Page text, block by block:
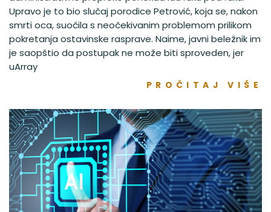
Upravo je to bio slučaj porodice Petrović, koja se, nakon
smrti oca, suočila s neočekivanim problemom prilikom
pokretanja ostavinske rasprave. Naime, javni beležnik im
je saopštio da postupak ne može biti sproveden, jer
uArray
PROČITAJ VIŠE